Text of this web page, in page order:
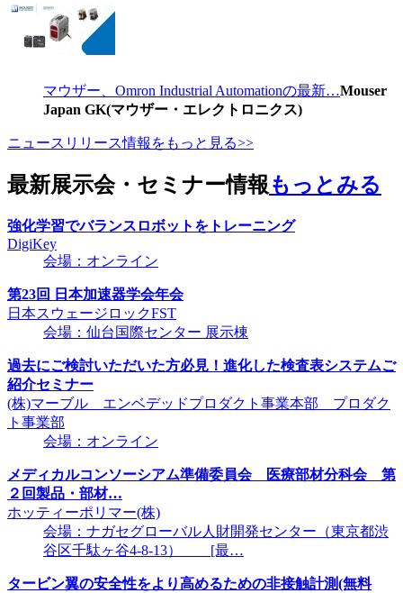
マウザー、Omron Industrial Automationの最新…Mouser
Japan GK(マウザー・エレクトロニクス)
ニュースリリース情報をもっと見る>>
最新展示会・セミナー情報もっとみる
強化学習でバランスロボットをトレーニング
DigiKey
会場：オンライン
第23回 日本加速器学会年会
日本スウェージロックFST
会場：仙台国際センター 展示棟
過去にご検討いただいた方必見！進化した検査表システムご
紹介セミナー
(株)マーブル エンベデッドプロダクト事業本部 プロダク
ト事業部
会場：オンライン
メディカルコンソーシアム準備委員会 医療部材分科会 第
２回製品・部材…
ホッティーポリマー(株)
会場：ナガセグローバル人財開発センター（東京都渋
谷区千駄ヶ谷4-8-13） [最…
タービン翼の安全性をより高めるための非接触計測(無料